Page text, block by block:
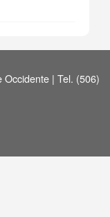
| Tel. (506)